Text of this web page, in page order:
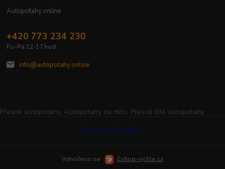
Autopotahy.online
+420 773 234 230
Po-Pá 12-17 hod.
info@autopotahy.online
Přesné autopotahy, Autopotahy na míru, Přesně šité autopotahy
Upravit sběr cookies.
Vytvořeno na Eshop-rychle.cz